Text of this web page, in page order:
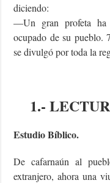
diciendo:
—Un gran profeta ha
ocupado de su pueblo.
se divulgó por toda la
1.-
Estudio Bíblico.
De cafarnaún al
extranjero, ahora una